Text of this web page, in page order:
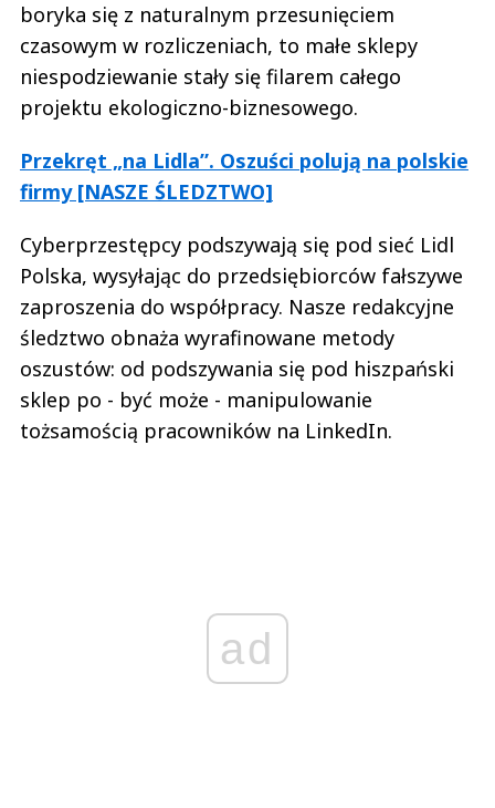
boryka się z naturalnym przesunięciem
czasowym w rozliczeniach, to małe sklepy
niespodziewanie stały się filarem całego
projektu ekologiczno-biznesowego.
Przekręt „na Lidla”. Oszuści polują na polskie
firmy [NASZE ŚLEDZTWO]
Cyberprzestępcy podszywają się pod sieć Lidl
Polska, wysyłając do przedsiębiorców fałszywe
zaproszenia do współpracy. Nasze redakcyjne
śledztwo obnaża wyrafinowane metody
oszustów: od podszywania się pod hiszpański
sklep po - być może - manipulowanie
tożsamością pracowników na LinkedIn.
ad